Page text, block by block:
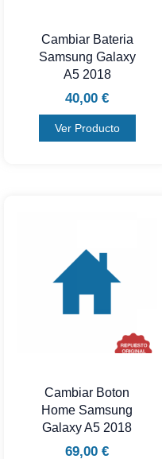
Cambiar Bateria
Samsung Galaxy
A5 2018
40,00 €
Ver Producto
Cambiar Boton
Home Samsung
Galaxy A5 2018
69,00 €